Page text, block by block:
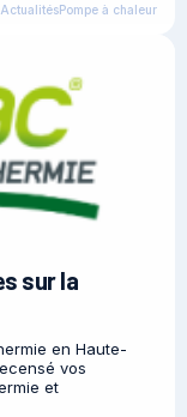
ActualitésPompe à chaleur
sur la
en Haute-
vos
et